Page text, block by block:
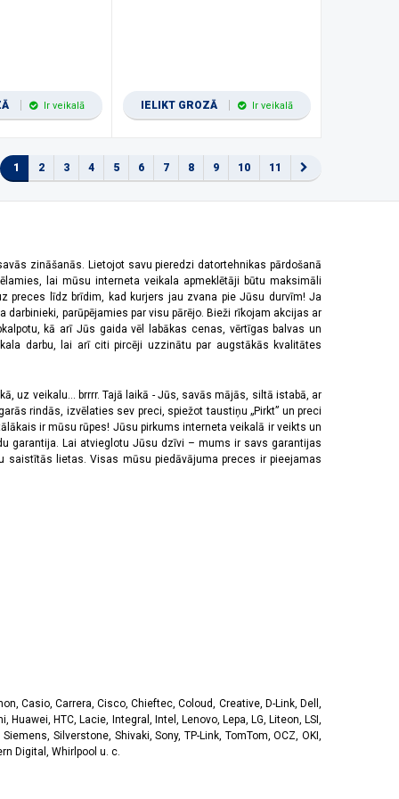
Ir veikalā IELIKT GROZĀ Ir veikalā
1 2 3 4 5 6 7 8 9 10 11
zināšanās. Lietojot savu pieredzi datortehnikas pārdošanā
lai mūsu interneta veikala apmeklētāji būtu maksimāli
preces līdz brīdim, kad kurjers jau zvana pie Jūsu durvīm! Ja
parūpējamies par visu pārējo. Bieži rīkojam akcijas ar
kā arī Jūs gaida vēl labākas cenas, vērtīgas balvas un
darbu, lai arī citi pircēji uzzinātu par augstākās kvalitātes
uz veikalu... brrrr. Tajā laikā - Jūs, savās mājās, siltā istabā, ar
rindās, izvēlaties sev preci, spiežot taustiņu „Pirkt” un preci
ir mūsu rūpes! Jūsu pirkums interneta veikalā ir veikts un
garantija. Lai atvieglotu Jūsu dzīvi – mums ir savs garantijas
saistītās lietas. Visas mūsu piedāvājuma preces ir pieejamas
Casio, Carrera, Cisco, Chieftec, Coloud, Creative, D-Link, Dell,
HTC, Lacie, Integral, Intel, Lenovo, Lepa, LG, Liteon, LSI,
Silverstone, Shivaki, Sony, TP-Link, TomTom, OCZ, OKI,
Digital, Whirlpool u. c.